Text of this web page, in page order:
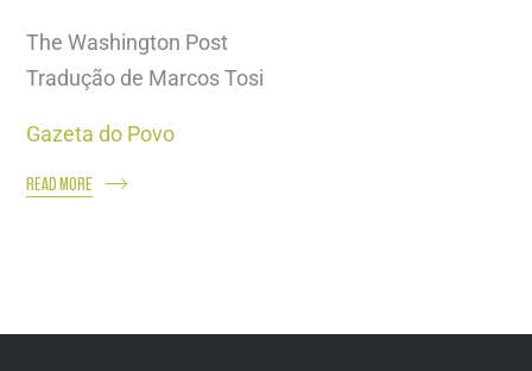
The Washington Post
Tradução de Marcos Tosi
Gazeta do Povo
READ MORE